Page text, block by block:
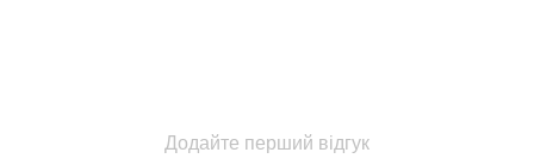
Додайте перший відгук